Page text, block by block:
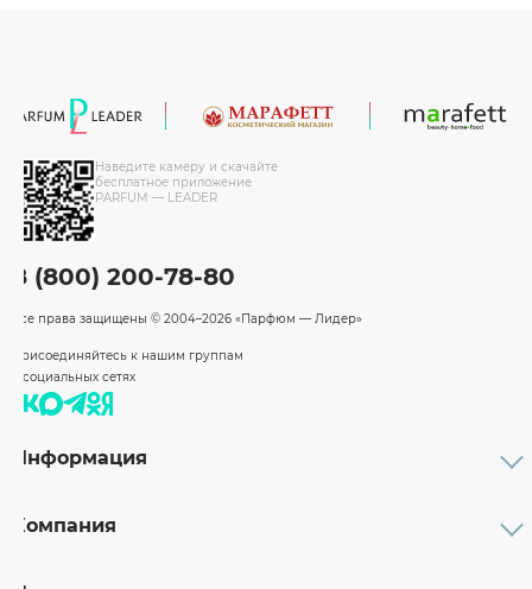
Наведите камеру и скачайте
бесплатное приложение
PARFUM — LEADER
8 (800) 200-78-80
Все права защищены © 2004–2026 «Парфюм — Лидер»
Присоединяйтесь к нашим группам
в социальных сетях
Информация
Бренды
Компания